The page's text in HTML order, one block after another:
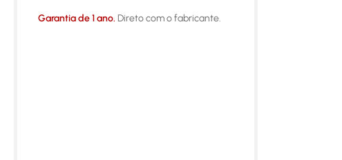
Garantia de 1 ano. Direto com o fabricante.